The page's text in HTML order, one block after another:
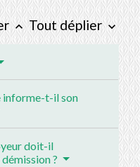
keyboard_arrow_up Tout déplier keyboard_arrow_down
informe-t-il son
doit-il
?